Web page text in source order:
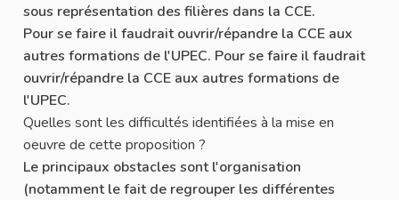
sous représentation des filières dans la CCE.
Pour se faire il faudrait ouvrir/répandre la CCE aux
autres formations de l'UPEC. Pour se faire il faudrait
ouvrir/répandre la CCE aux autres formations de
l'UPEC.
Quelles sont les difficultés identifiées à la mise en
oeuvre de cette proposition ?
Le principaux obstacles sont l'organisation
(notamment le fait de regrouper les différentes